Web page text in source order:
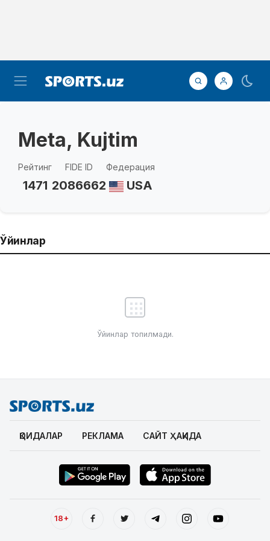
Meta, Kujtim
Рейтинг
1471
FIDE ID
2086662
Федерация
USA
Ўйинлар
Ўйинлар топилмади.
ҚОИДАЛАР РЕКЛАМА САЙТ ҲАҚИДА
18+